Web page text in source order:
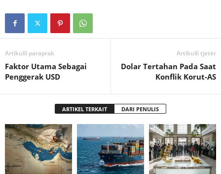
Artikulli paraprak
Faktor Utama Sebagai
Penggerak USD
Artikulli tjetër
Dolar Tertahan Pada Saat
Konflik Korut-AS
ARTIKEL TERKAIT DARI PENULIS